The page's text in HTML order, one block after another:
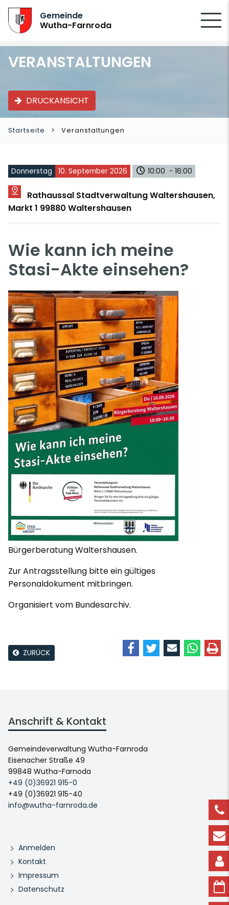
Gemeinde
Wutha-Farnroda
VERANSTALTUNGEN
DRUCKANSICHT
Startseite Veranstaltungen
Donnerstag 10. September 2026 10:00 - 16:00
Rathaussal Stadtverwaltung Waltershausen,
Markt 1 99880 Waltershausen
Wie kann ich meine
Stasi-Akte einsehen?
Bürgerberatung Waltershausen.
Zur Antragsstellung bitte ein gültiges
Personaldokument mitbringen.
Organisiert vom Bundesarchiv.
ZURÜCK
Anschrift & Kontakt
Gemeindeverwaltung Wutha-Farnroda
Eisenacher Straße 49
99848 Wutha-Farnoda
+49 (0)36921 915-0
+49 (0)36921 915-40
info@wutha-farnroda.de
Anmelden
Kontakt
Impressum
Datenschutz